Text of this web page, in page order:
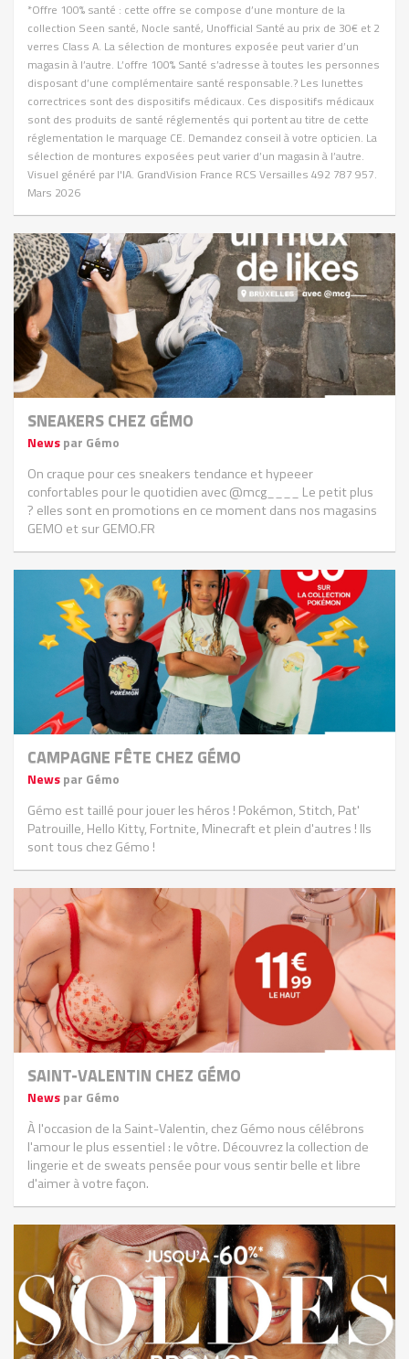
*Offre 100% santé : cette offre se compose d’une monture de la
collection Seen santé, Nocle santé, Unofficial Santé au prix de 30€ et 2
verres Class A. La sélection de montures exposée peut varier d’un
magasin à l’autre. L’offre 100% Santé s’adresse à toutes les personnes
disposant d’une complémentaire santé responsable.? Les lunettes
correctrices sont des dispositifs médicaux. Ces dispositifs médicaux
sont des produits de santé réglementés qui portent au titre de cette
réglementation le marquage CE. Demandez conseil à votre opticien. La
sélection de montures exposées peut varier d’un magasin à l’autre.
Visuel généré par l'IA. GrandVision France RCS Versailles 492 787 957.
Mars 2026
SNEAKERS CHEZ GÉMO
Newspar Gémo
On craque pour ces sneakers tendance et hypeeer
confortables pour le quotidien avec @mcg____ Le petit plus
? elles sont en promotions en ce moment dans nos magasins
GEMO et sur GEMO.FR
CAMPAGNE FÊTE CHEZ GÉMO
Newspar Gémo
Gémo est taillé pour jouer les héros ! Pokémon, Stitch, Pat'
Patrouille, Hello Kitty, Fortnite, Minecraft et plein d'autres ! Ils
sont tous chez Gémo !
SAINT-VALENTIN CHEZ GÉMO
Newspar Gémo
À l'occasion de la Saint-Valentin, chez Gémo nous célébrons
l'amour le plus essentiel : le vôtre. Découvrez la collection de
lingerie et de sweats pensée pour vous sentir belle et libre
d'aimer à votre façon.